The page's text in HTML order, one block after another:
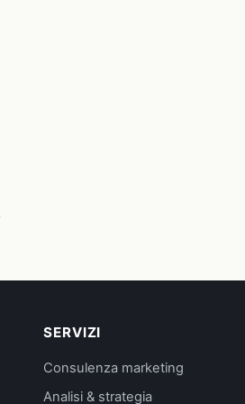
SERVIZI
Consulenza marketing
Analisi & strategia